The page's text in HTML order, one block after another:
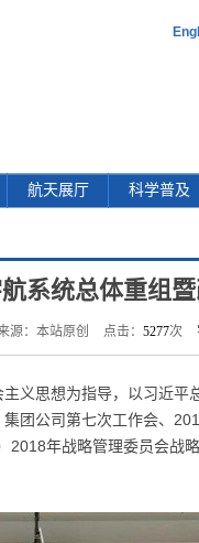
航天展厅 科学普及
系统总体重组
源：本站原创 点击： 5277次
义思想为指导，以习近平
团公司第七次工作会、
2018年战略管理委员会战